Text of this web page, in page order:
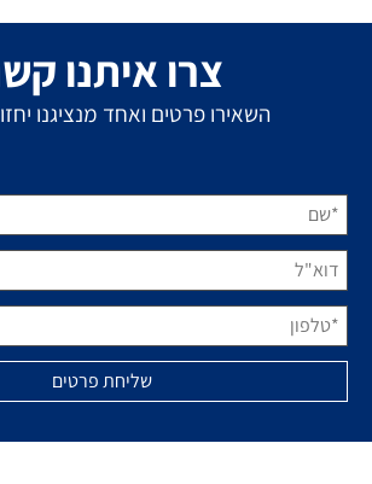
צרו איתנו
השאירו פרטים ואחד מנציגנו